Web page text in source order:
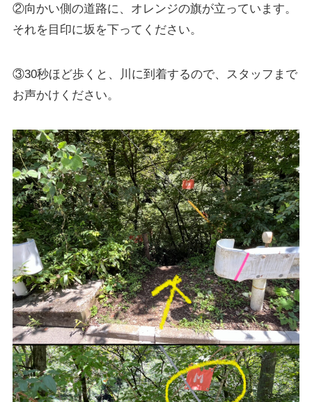
②向かい側の道路に、オレンジの旗が立っています。
それを目印に坂を下ってください。
③30秒ほど歩くと、川に到着するので、スタッフまで
お声かけください。